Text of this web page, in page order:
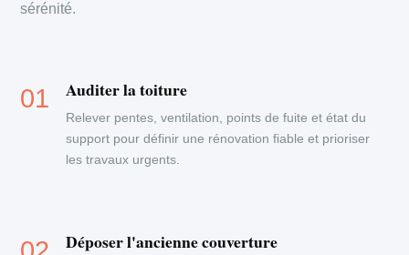
sérénité.
Auditer la toiture
Relever pentes, ventilation, points de fuite et état du
support pour définir une rénovation fiable et prioriser
les travaux urgents.
Déposer l'ancienne couverture